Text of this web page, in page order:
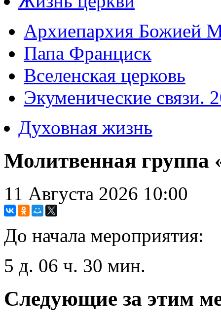
Архиепархия Божией
Папа Франциск
Вселенская церковь
Экуменические связи.
Духовная жизнь
Молитвенная группа
11 Августа 2026 10:00
До начала мероприятия:
5 д. 06 ч. 30 мин.
Следующие за этим